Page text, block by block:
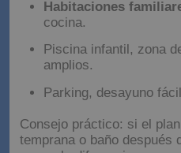
Cuando se viaja con
viaje. Prioriza:
Habitaciones
cocina.
Piscina infantil, zona
amplios.
Parking, desayuno